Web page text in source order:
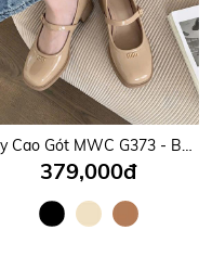
Giày Cao Gót MWC G373 - Búp Bê Cao Gót Thanh Lịch, Quai Ngang Mảnh Phối Khoá Chữ Kim Loại Sang, Xịn, Mịn.
379,000đ